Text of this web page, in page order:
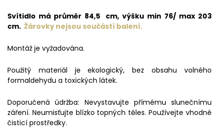
Svítidlo má průměr 84,5 cm, výšku min 76/ max 203
cm. Žárovky nejsou součástí balení.
Montáž je vyžadována.
Použitý materiál je ekologický, bez obsahu volného
formaldehydu a toxických látek.
Doporučená údržba: Nevystavujte přímému slunečnímu
záření. Neumisťujte blízko topných těles. Používejte vhodné
čisticí prostředky.